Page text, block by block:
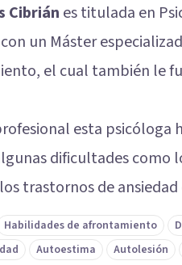
Cibrián es titulada en
un Máster
el cual también le
esta psicóloga
dificultades como
trastornos de
Habilidades de afrontamiento
Autoestima Autolesión